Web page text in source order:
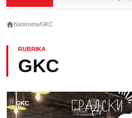
Naslovna/GKC
RUBRIKA
GKC
GKC